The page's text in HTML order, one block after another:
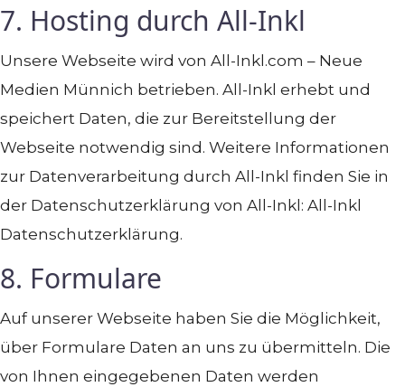
7. Hosting durch All-Inkl
Unsere Webseite wird von All-Inkl.com – Neue
Medien Münnich betrieben. All-Inkl erhebt und
speichert Daten, die zur Bereitstellung der
Webseite notwendig sind. Weitere Informationen
zur Datenverarbeitung durch All-Inkl finden Sie in
der Datenschutzerklärung von All-Inkl: All-Inkl
Datenschutzerklärung.
8. Formulare
Auf unserer Webseite haben Sie die Möglichkeit,
über Formulare Daten an uns zu übermitteln. Die
von Ihnen eingegebenen Daten werden